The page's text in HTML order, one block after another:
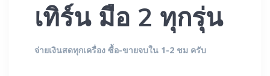
เทิร์น มือ 2 ทุกรุ่น
จ่ายเงินสดทุกเครื่อง ซื้อ-ขายจบใน 1-2 ชม ครับ